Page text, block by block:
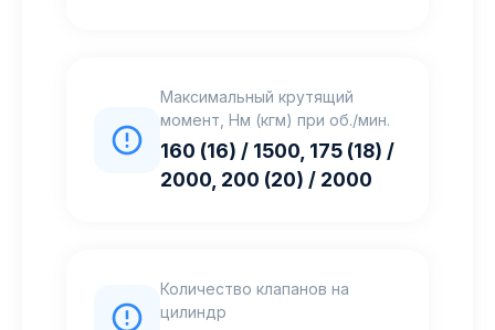
Максимальный крутящий
момент, Нм (кгм) при об./мин.
160 (16) / 1500, 175 (18) /
2000, 200 (20) / 2000
Количество клапанов на
цилиндр